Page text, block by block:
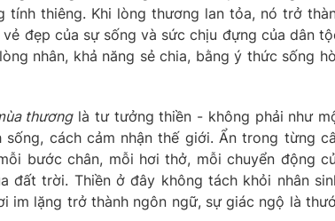
thiêng. Khi lòng thương lan tỏa, nó trở
đẹp của sự sống và sức chịu đựng của dân
nhân, khả năng sẻ chia, bằng ý thức sống
thươnglà tư tưởng thiền - không phải như
cách cảm nhận thế giới. Ẩn trong từng
bước chân, mỗi hơi thở, mỗi chuyển động
đất trời. Thiền ở đây không tách khỏi nhân
im lặng trở thành ngôn ngữ, sự giác ngộ là